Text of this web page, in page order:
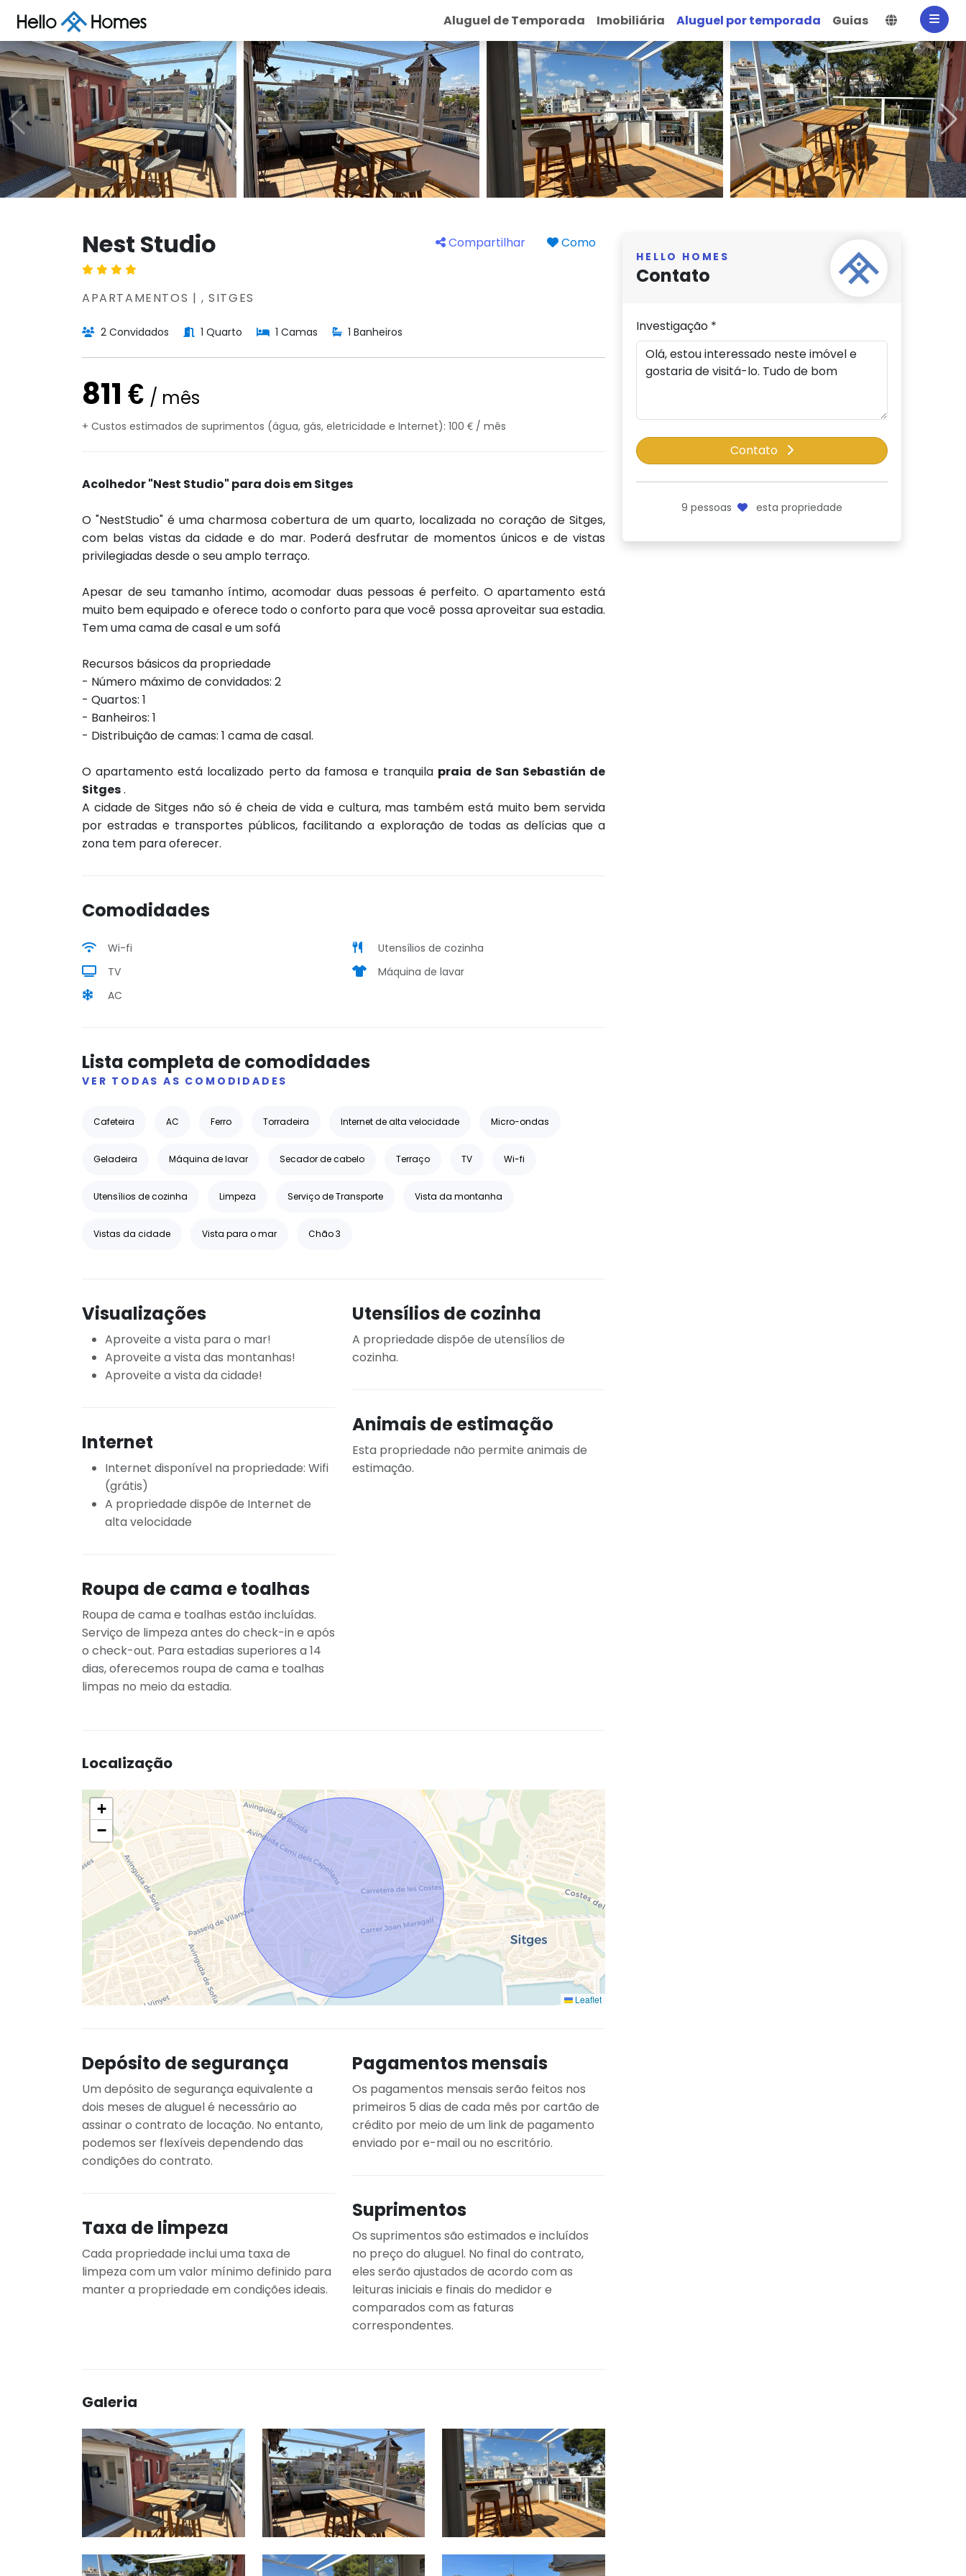
Aluguel de Temporada Imobiliária Aluguel por temporada Guias
Nest Studio Compartilhar Como
APARTAMENTOS | , SITGES
2 Convidados 1 Quarto 1 Camas 1 Banheiros
811 € / mês
+ Custos estimados de suprimentos (água, gás, eletricidade e Internet): 100 € / mês
Acolhedor "Nest Studio" para dois em Sitges
O "NestStudio" é uma charmosa cobertura de um quarto, localizada no coração de Sitges,
com belas vistas da cidade e do mar. Poderá desfrutar de momentos únicos e de vistas
privilegiadas desde o seu amplo terraço.
Apesar de seu tamanho íntimo, acomodar duas pessoas é perfeito. O apartamento está
muito bem equipado e oferece todo o conforto para que você possa aproveitar sua estadia.
Tem uma cama de casal e um sofá
Recursos básicos da propriedade
- Número máximo de convidados: 2
- Quartos: 1
- Banheiros: 1
- Distribuição de camas: 1 cama de casal.
O apartamento está localizado perto da famosa e tranquila praia de San Sebastián de
Sitges.
A cidade de Sitges não só é cheia de vida e cultura, mas também está muito bem servida
por estradas e transportes públicos, facilitando a exploração de todas as delícias que a
zona tem para oferecer.
Comodidades
Wi-fi
TV
AC
Utensílios de cozinha
Máquina de lavar
Lista completa de comodidades
VER TODAS AS COMODIDADES
Cafeteira AC Ferro Torradeira Internet de alta velocidade Micro-ondas
Geladeira Máquina de lavar Secador de cabelo Terraço TV Wi-fi
Utensílios de cozinha Limpeza Serviço de Transporte Vista da montanha
Vistas da cidade Vista para o mar Chão 3
Visualizações
Aproveite a vista para o mar!
Aproveite a vista das montanhas!
Aproveite a vista da cidade!
Internet
Internet disponível na propriedade: Wifi
(grátis)
A propriedade dispõe de Internet de
alta velocidade
Roupa de cama e toalhas
Roupa de cama e toalhas estão incluídas.
Serviço de limpeza antes do check-in e após
o check-out. Para estadias superiores a 14
dias, oferecemos roupa de cama e toalhas
limpas no meio da estadia.
Utensílios de cozinha
A propriedade dispõe de utensílios de
cozinha.
Animais de estimação
Esta propriedade não permite animais de
estimação.
Localização
+
−
Leaflet
Depósito de segurança
Um depósito de segurança equivalente a
dois meses de aluguel é necessário ao
assinar o contrato de locação. No entanto,
podemos ser flexíveis dependendo das
condições do contrato.
Taxa de limpeza
Cada propriedade inclui uma taxa de
limpeza com um valor mínimo definido para
manter a propriedade em condições ideais.
Pagamentos mensais
Os pagamentos mensais serão feitos nos
primeiros 5 dias de cada mês por cartão de
crédito por meio de um link de pagamento
enviado por e-mail ou no escritório.
Suprimentos
Os suprimentos são estimados e incluídos
no preço do aluguel. No final do contrato,
eles serão ajustados de acordo com as
leituras iniciais e finais do medidor e
comparados com as faturas
correspondentes.
Galeria
HELLO HOMES
Contato
Investigação *
Contato
9 pessoas esta propriedade